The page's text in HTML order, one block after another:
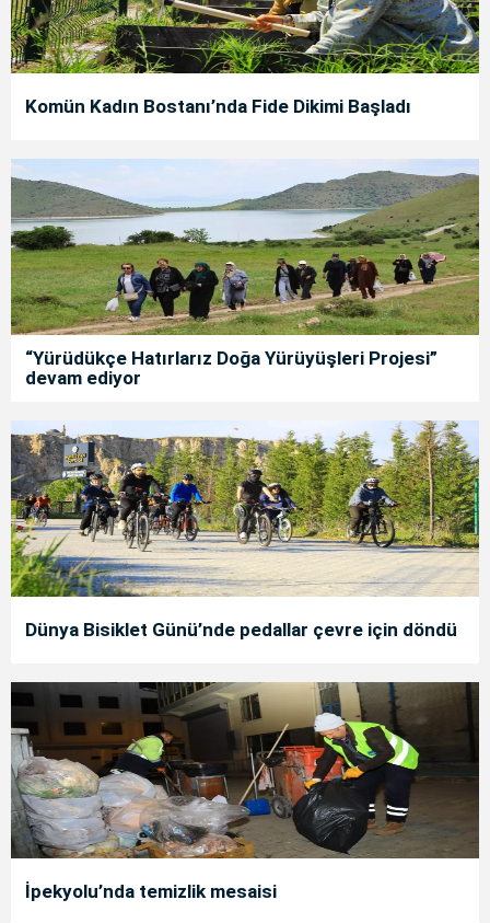
Komün Kadın Bostanı’nda Fide Dikimi Başladı
“Yürüdükçe Hatırlarız Doğa Yürüyüşleri Projesi”
devam ediyor
Dünya Bisiklet Günü’nde pedallar çevre için döndü
İpekyolu’nda temizlik mesaisi